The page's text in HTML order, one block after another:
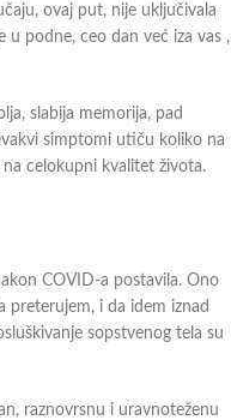
ovaj put, nije uključivala
u podne, ceo dan već iza vas ,
slabija memorija, pad
simptomi utiču koliko na
celokupni kvalitet života.
COVID-a postavila. Ono
preterujem, i da idem iznad
sopstvenog tela su
raznovrsnu i uravnoteženu